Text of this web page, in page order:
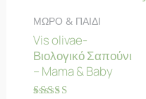
ΜΩΡΟ & ΠΑΙΔΙ
Vis olivae-
Βιολογικό Σαπούνι
– Mama & Baby